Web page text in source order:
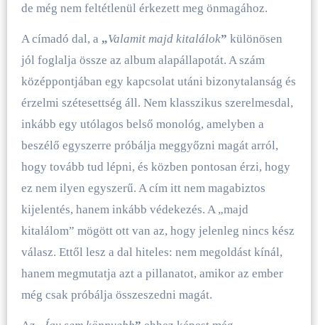
de még nem feltétlenül érkezett meg önmagához.
A címadó dal, a „Valamit majd kitalálok” különösen
jól foglalja össze az album alapállapotát. A szám
középpontjában egy kapcsolat utáni bizonytalanság és
érzelmi szétesettség áll. Nem klasszikus szerelmesdal,
inkább egy utólagos belső monológ, amelyben a
beszélő egyszerre próbálja meggyőzni magát arról,
hogy tovább tud lépni, és közben pontosan érzi, hogy
ez nem ilyen egyszerű. A cím itt nem magabiztos
kijelentés, hanem inkább védekezés. A „majd
kitalálom” mögött ott van az, hogy jelenleg nincs kész
válasz. Ettől lesz a dal hiteles: nem megoldást kínál,
hanem megmutatja azt a pillanatot, amikor az ember
még csak próbálja összeszedni magát.